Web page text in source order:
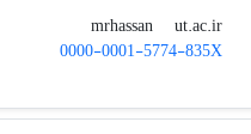
mrhassan
ut.ac.ir
0000-0001-5774-835X